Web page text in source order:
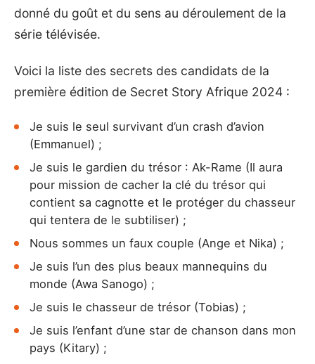
donné du goût et du sens au déroulement de la
série télévisée.
Voici la liste des secrets des candidats de la
première édition de Secret Story Afrique 2024 :
Je suis le seul survivant d’un crash d’avion
(Emmanuel) ;
Je suis le gardien du trésor : Ak-Rame (Il aura
pour mission de cacher la clé du trésor qui
contient sa cagnotte et le protéger du chasseur
qui tentera de le subtiliser) ;
Nous sommes un faux couple (Ange et Nika) ;
Je suis l’un des plus beaux mannequins du
monde (Awa Sanogo) ;
Je suis le chasseur de trésor (Tobias) ;
Je suis l’enfant d’une star de chanson dans mon
pays (Kitary) ;